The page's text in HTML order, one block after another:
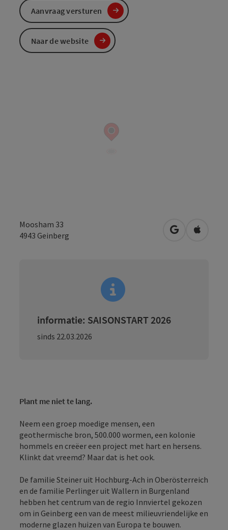
Moosham 33
4943 Geinberg Openen in
informatie: SAISONSTART 2026
sinds 22.03.2026
Plant me niet te lang.
Neem een groep moedige mensen, een
geothermische bron, 500.000 wormen, een kolonie
hommels en creëer een project met hart en hersens.
Klinkt dat vreemd? Maar dat is het ook.
De familie Steiner uit Hochburg-Ach in Oberösterreich
en de familie Perlinger uit Wallern in Burgenland
hebben het centrum van de regio Innviertel gekozen
om in Geinberg een van de meest milieuvriendelijke en
moderne glazen huizen van Europa te bouwen.
Aanvraag versturen
Naar de website